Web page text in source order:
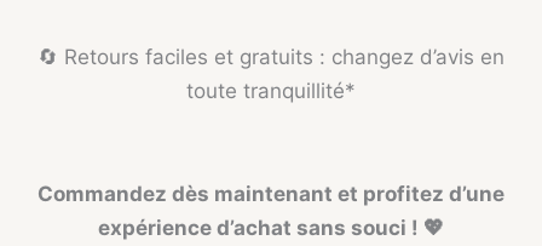
🔄 Retours faciles et gratuits : changez d’avis en
toute tranquillité*
Commandez dès maintenant et profitez d’une
expérience d’achat sans souci ! 💖